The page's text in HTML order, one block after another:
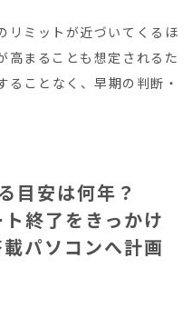
リミットが近づいてくるほ
高まることも想定されるた
ることなく、早期の判断・
目安は何年？
終了をきっかけ
パソコンへ計画